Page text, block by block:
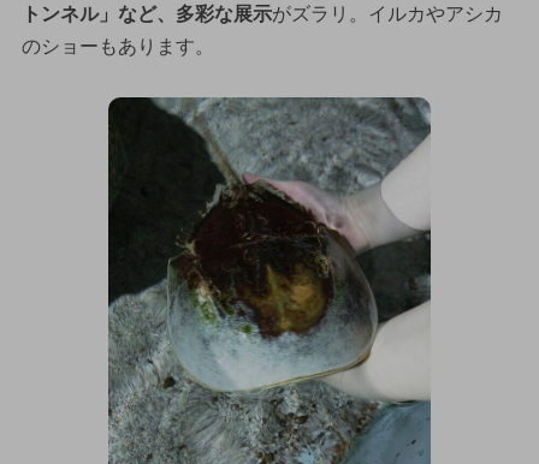
トンネル」など、多彩な展示がズラリ。イルカやアシカ
のショーもあります。